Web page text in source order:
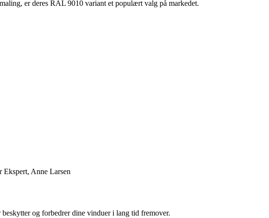
er deres RAL 9010 variant et populært valg på markedet.
Anne Larsen
og forbedrer dine vinduer i lang tid fremover.